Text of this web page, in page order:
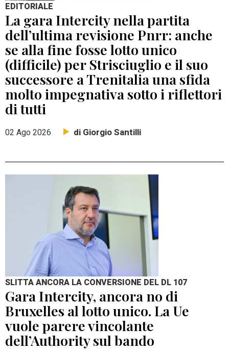
EDITORIALE
La gara Intercity nella partita
dell’ultima revisione Pnrr: anche
se alla fine fosse lotto unico
(difficile) per Strisciuglio e il suo
successore a Trenitalia una sfida
molto impegnativa sotto i riflettori
di tutti
02 Ago 2026 di Giorgio Santilli
SLITTA ANCORA LA CONVERSIONE DEL DL 107
Gara Intercity, ancora no di
Bruxelles al lotto unico. La Ue
vuole parere vincolante
dell’Authority sul bando